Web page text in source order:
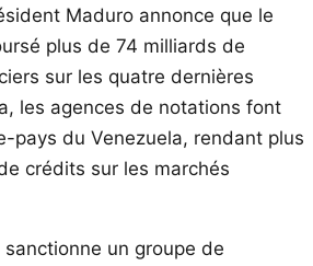
Maduro annonce que le
plus de 74 milliards de
sur les quatre dernières
les agences de notations font
pays du Venezuela, rendant plus
crédits sur les marchés
sanctionne un groupe de